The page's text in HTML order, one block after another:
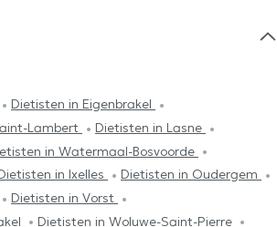
Dietisten in Eigenbrakel
Lambert
Dietisten in Lasne
in Watermaal-Bosvoorde
in Ixelles
Dietisten in Oudergem
Dietisten in Vorst
Dietisten in Woluwe-Saint-Pierre